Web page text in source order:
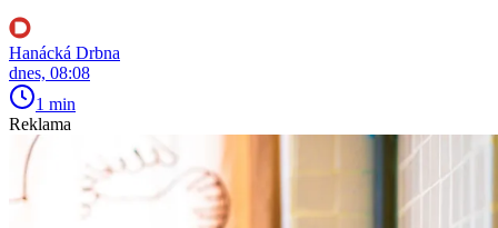
Hanácká Drbna
dnes, 08:08
1 min
Reklama